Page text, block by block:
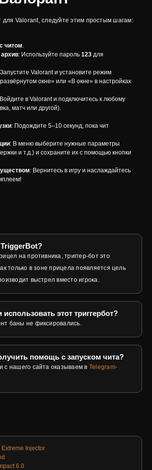
для Valorant, следуйте этим простым шагам:
читом
: Используйте пароль 123для
Valorant и установите режим
окне» или «В окне» в настройках
в Valorant и подключитесь к любому
матч или другой).
: Подождите 5–10 секунд, пока чит
: В меню выберите нужные параметры
и т.д.) и сохраните их с помощью кнопки
: Вернитесь в игру и наслаждайтесь
TriggerBot?
на противника, триггер-бот это
только в зоне прицела появляется цель
выстрел вместо игрока.
этот триггербот?
баны не фиксировались.
помощь с запуском чита?
с нашего сайта оказываем в Telegram-
Injector
6.0